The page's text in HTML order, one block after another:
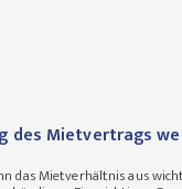
des Mietvertrags
das Mietverhältnis aus